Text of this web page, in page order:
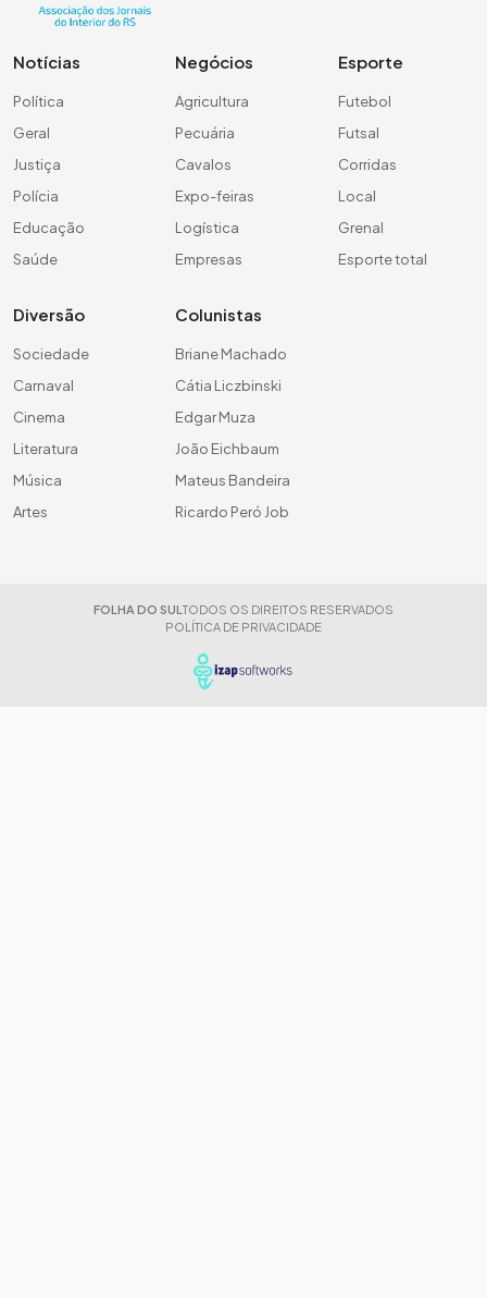
Notícias
Política
Geral
Justiça
Polícia
Educação
Saúde
Negócios
Agricultura
Pecuária
Cavalos
Expo-feiras
Logística
Empresas
Esporte
Futebol
Futsal
Corridas
Local
Grenal
Esporte total
Diversão
Sociedade
Carnaval
Cinema
Literatura
Música
Artes
Colunistas
Briane Machado
Cátia Liczbinski
Edgar Muza
João Eichbaum
Mateus Bandeira
Ricardo Peró Job
FOLHA DO SUL TODOS OS DIREITOS RESERVADOS
POLÍTICA DE PRIVACIDADE